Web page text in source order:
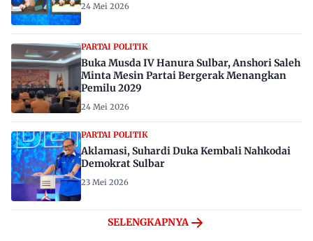
24 Mei 2026
PARTAI POLITIK
Buka Musda IV Hanura Sulbar, Anshori Saleh
Minta Mesin Partai Bergerak Menangkan
Pemilu 2029
24 Mei 2026
PARTAI POLITIK
Aklamasi, Suhardi Duka Kembali Nahkodai
Demokrat Sulbar
23 Mei 2026
SELENGKAPNYA